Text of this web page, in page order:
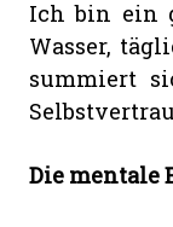
Ich bin ein
Wasser,
summiert
Die mentale